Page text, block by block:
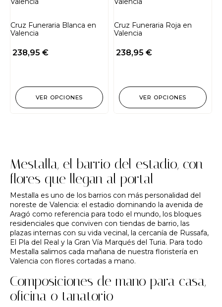
Cruz Funeraria Blanca en
Valencia
238,95 €
VER OPCIONES
Cruz Funeraria Roja en
Valencia
238,95 €
VER OPCIONES
Mestalla, el barrio del estadio, con
flores que llegan al portal
Mestalla es uno de los barrios con más personalidad del
noreste de Valencia: el estadio dominando la avenida de
Aragó como referencia para todo el mundo, los bloques
residenciales que conviven con tiendas de barrio, las
plazas internas con su vida vecinal, la cercanía de Russafa,
El Pla del Real y la Gran Vía Marqués del Turia. Para todo
Mestalla salimos cada mañana de nuestra floristería en
Valencia con flores cortadas a mano.
Composiciones de mano para casa,
oficina o tanatorio